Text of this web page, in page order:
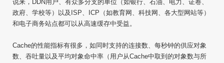
说来，DDN用户、有众多分支的单位（如银行、石油、电力、证卷、
政府、学校等）以及ISP、ICP（如教育网、科技网、各大型网站等）
和电子商务站点都可以从高速缓存中受益。
Cache的性能指标有很多，如同时支持的连接数、每秒钟的供应对象
数、吞吐量以及平均对象命中率（用户从Cache中取到的对象数与所